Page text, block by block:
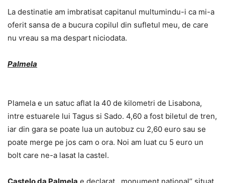
La destinatie am imbratisat capitanul multumindu-i ca mi-a
oferit sansa de a bucura copilul din sufletul meu, de care
nu vreau sa ma despart niciodata.
Palmela
Plamela e un satuc aflat la 40 de kilometri de Lisabona,
intre estuarele lui Tagus si Sado. 4,60 a fost biletul de tren,
iar din gara se poate lua un autobuz cu 2,60 euro sau se
poate merge pe jos cam o ora. Noi am luat cu 5 euro un
bolt care ne-a lasat la castel.